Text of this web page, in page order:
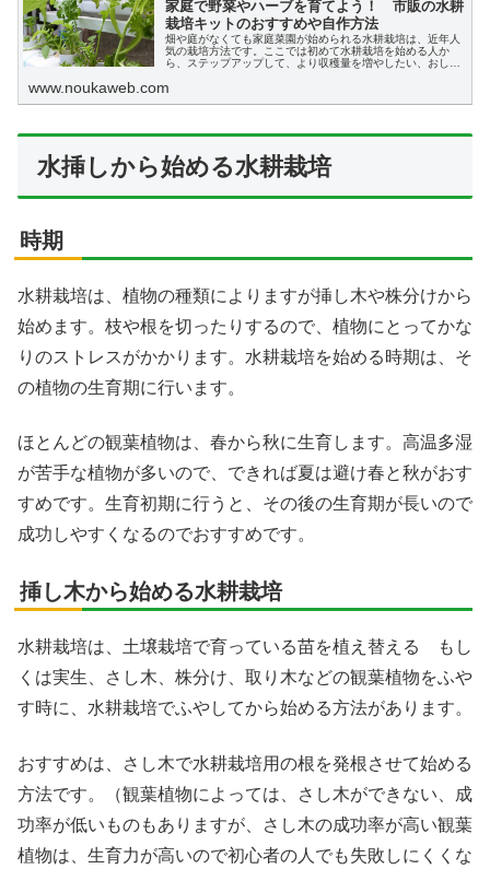
家庭で野菜やハーブを育てよう！ 市販の水耕
栽培キットのおすすめや自作方法
畑や庭がなくても家庭菜園が始められる水耕栽培は、近年人
気の栽培方法です。ここでは初めて水耕栽培を始める人か
ら、ステップアップして、より収穫量を増やしたい、おしゃ
び方やおすすめ商品などを、説明します。
www.noukaweb.com
水挿しから始める水耕栽培
時期
水耕栽培は、植物の種類によりますが挿し木や株分けから
始めます。枝や根を切ったりするので、植物にとってかな
りのストレスがかかります。水耕栽培を始める時期は、そ
の植物の生育期に行います。
ほとんどの観葉植物は、春から秋に生育します。高温多湿
が苦手な植物が多いので、できれば夏は避け春と秋がおす
すめです。生育初期に行うと、その後の生育期が長いので
成功しやすくなるのでおすすめです。
挿し木から始める水耕栽培
水耕栽培は、土壌栽培で育っている苗を植え替える もし
くは実生、さし木、株分け、取り木などの観葉植物をふや
す時に、水耕栽培でふやしてから始める方法があります。
おすすめは、さし木で水耕栽培用の根を発根させて始める
方法です。（観葉植物によっては、さし木ができない、成
功率が低いものもありますが、さし木の成功率が高い観葉
植物は、生育力が高いので初心者の人でも失敗しにくくな